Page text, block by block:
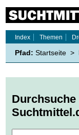
Index
Themen
Pfad: Startseite >
Durchsuche